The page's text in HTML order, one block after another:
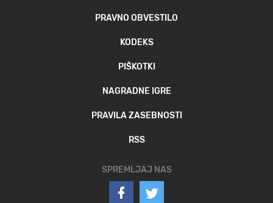
PRAVNO OBVESTILO
KODEKS
PIŠKOTKI
NAGRADNE IGRE
PRAVILA ZASEBNOSTI
RSS
SPREMLJAJ NAS